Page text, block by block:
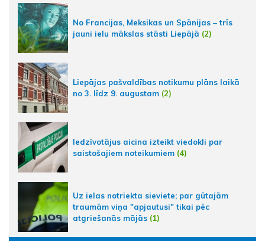
No Francijas, Meksikas un Spānijas – trīs
jauni ielu mākslas stāsti Liepājā (2)
Liepājas pašvaldības notikumu plāns laikā
no 3. līdz 9. augustam (2)
Iedzīvotājus aicina izteikt viedokli par
saistošajiem noteikumiem (4)
Uz ielas notriekta sieviete; par gūtajām
traumām viņa "apjautusi" tikai pēc
atgriešanās mājās (1)